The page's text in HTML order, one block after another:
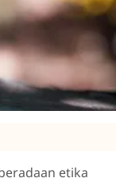
etika